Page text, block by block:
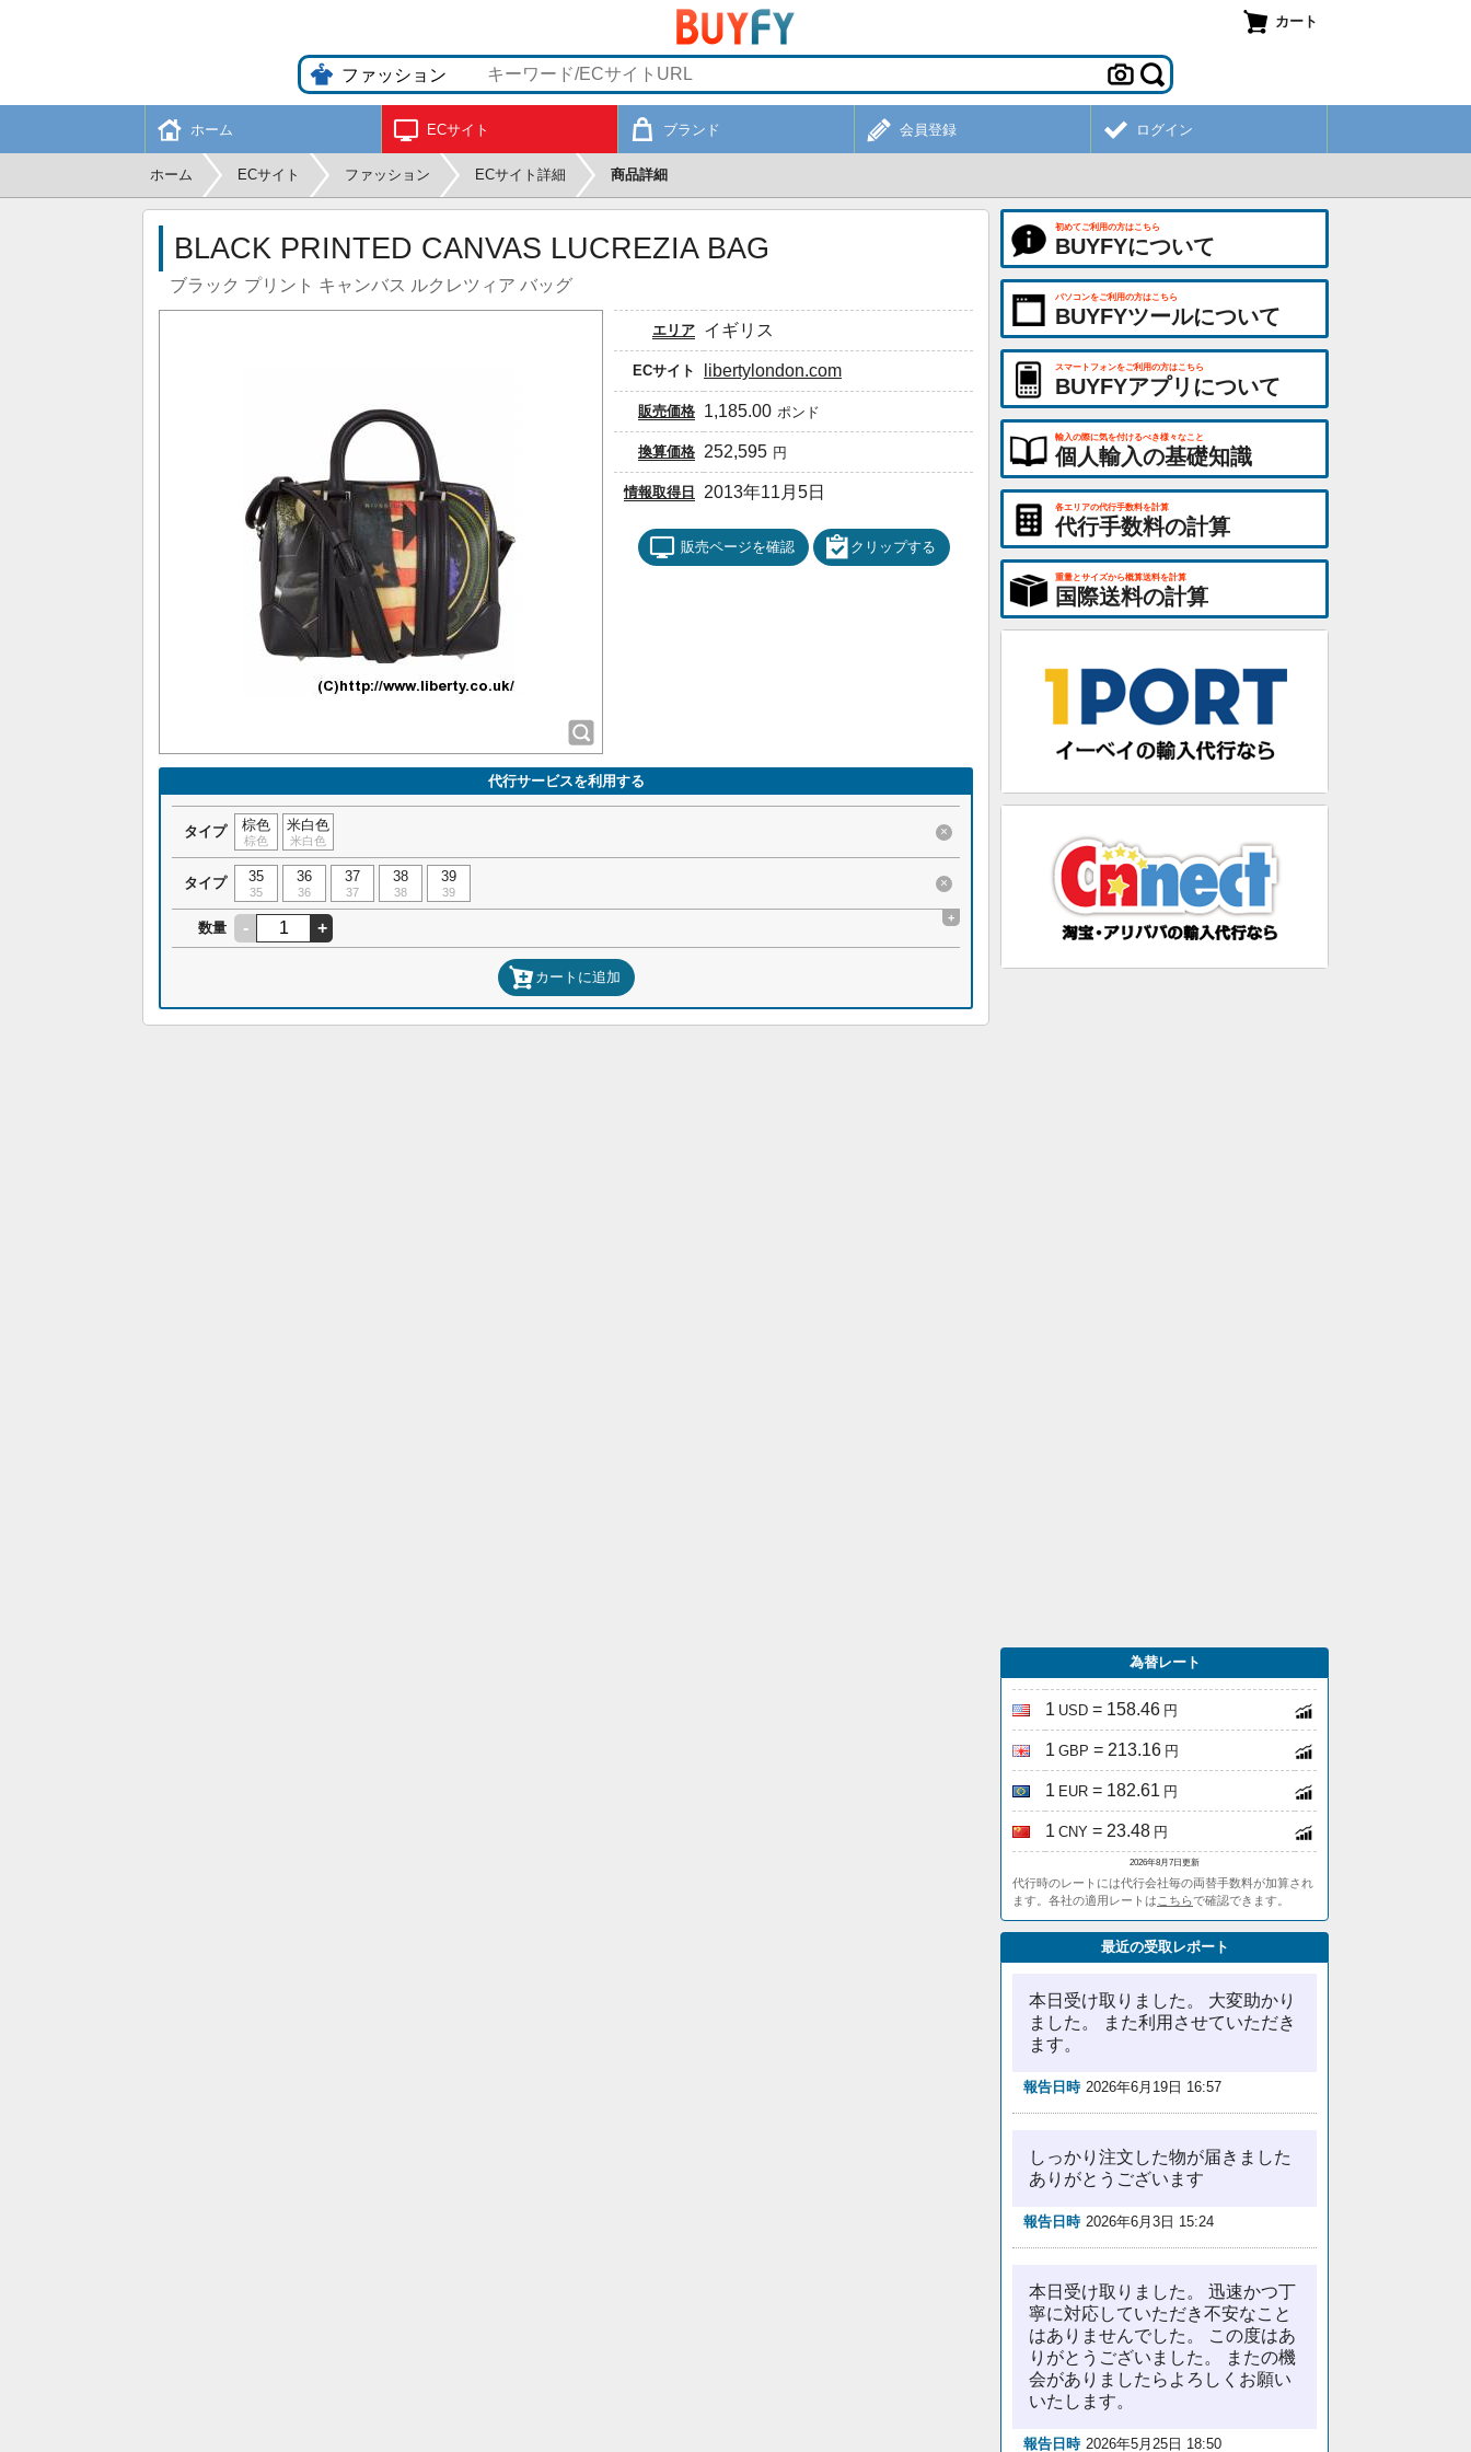
カート
ホーム ECサイト ブランド 会員登録 ログイン
ホーム ECサイト ファッション ECサイト詳細 商品詳細
BLACK PRINTED CANVAS LUCREZIA BAG
ブラック プリント キャンバス ルクレツィア バッグ
エリア イギリス
ECサイト libertylondon.com
販売価格 1,185.00 ポンド
換算価格 252,595 円
情報取得日 2013年11月5日
販売ページを確認 クリップする
代行サービスを利用する
タイプ 棕色
棕色
米白色
米白色
×
タイプ 35
35
36
36
37
37
38
38
39
39
×
数量 - +
+
カートに追加
初めてご利用の方はこちら
BUYFYについて
パソコンをご利用の方はこちら
BUYFYツールについて
スマートフォンをご利用の方はこちら
BUYFYアプリについて
輸入の際に気を付けるべき様々なこと
個人輸入の基礎知識
各エリアの代行手数料を計算
代行手数料の計算
重量とサイズから概算送料を計算
国際送料の計算
為替レート
1 USD = 158.46 円
1 GBP = 213.16 円
1 EUR = 182.61 円
1 CNY = 23.48 円
2026年8月7日更新
代行時のレートには代行会社毎の両替手数料が加算され
ます。各社の適用レートは こちらで確認できます。
最近の受取レポート
本日受け取りました。 大変助かり
ました。 また利用させていただき
ます。
報告日時 2026年6月19日 16:57
しっかり注文した物が届きました
ありがとうございます
報告日時 2026年6月3日 15:24
本日受け取りました。 迅速かつ丁
寧に対応していただき不安なこと
はありませんでした。 この度はあ
りがとうございました。 またの機
会がありましたらよろしくお願い
いたします。
報告日時 2026年5月25日 18:50